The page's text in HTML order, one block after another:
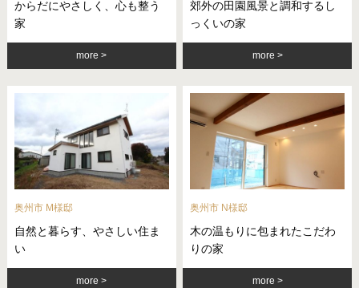
からだにやさしく、心も整う
家
more
郊外の田園風景と調和するし
っくいの家
more
奥州市 M様邸
自然と暮らす、やさしい住ま
い
more
奥州市 N様邸
木の温もりに包まれたこだわ
りの家
more